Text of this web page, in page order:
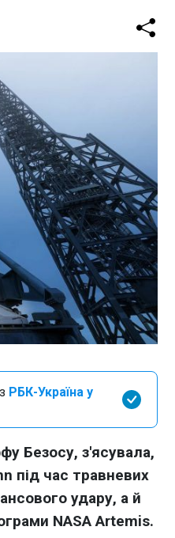
РБК-Україна у
Безосу, з'ясувала,
під час травневих
удару, а й
NASA Artemis.